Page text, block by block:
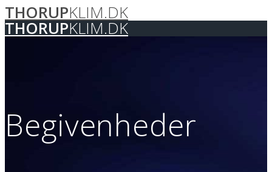
Skip
to
content
THORUPKLIM.DK
THORUPKLIM.DK
Begivenheder